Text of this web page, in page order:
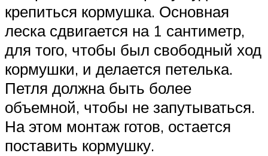
крепиться кормушка. Основная
леска сдвигается на 1 сантиметр,
для того, чтобы был свободный ход
кормушки, и делается петелька.
Петля должна быть более
объемной, чтобы не запутываться.
На этом монтаж готов, остается
поставить кормушку.